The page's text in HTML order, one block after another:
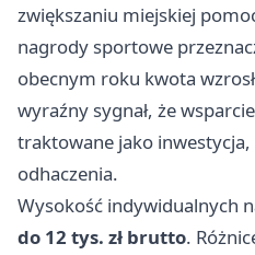
zwiększaniu miejskiej
nagrody sportowe
obecnym roku kwota
wyraźny sygnał, że
traktowane jako inwestycja,
odhaczenia.
Wysokość indywidualnych
do 12 tys. zł brutto.